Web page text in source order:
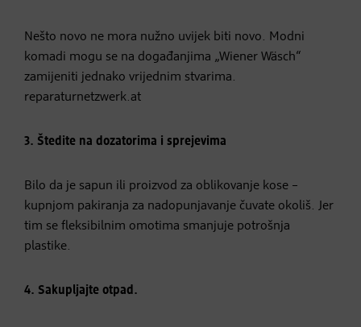
Nešto novo ne mora nužno uvijek biti novo. Modni
komadi mogu se na događanjima „Wiener Wäsch“
zamijeniti jednako vrijednim stvarima.
reparaturnetzwerk.at
3. Štedite na dozatorima i sprejevima
Bilo da je sapun ili proizvod za oblikovanje kose –
kupnjom pakiranja za nadopunjavanje čuvate okoliš. Jer
tim se fleksibilnim omotima smanjuje potrošnja
plastike.
4. Sakupljajte otpad.